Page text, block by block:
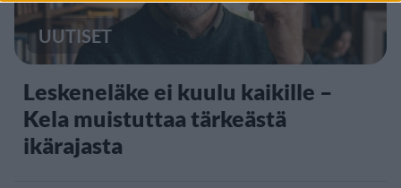
UUTISET
Leskeneläke ei kuulu kaikille –
Kela muistuttaa tärkeästä
ikärajasta